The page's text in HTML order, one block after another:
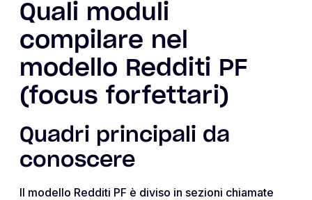
Quali moduli
compilare nel
modello Redditi PF
(focus forfettari)
Quadri principali da
conoscere
Il modello Redditi PF è diviso in sezioni chiamate